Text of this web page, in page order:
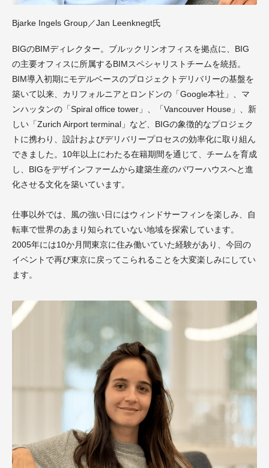
Bjarke Ingels Group／Jan Leenknegt氏
BIGのBIMディレクター。ブルックリンオフィスを拠点に、BIG
の主要オフィスに所属するBIMスペシャリストチームを統括。
BIM導入初期にモデルベースのプロジェクトデリバリーの基盤を
築いて以来、カリフォルニアとロンドンの「Google本社」、マ
ンハッタンの「Spiral office tower」、「Vancouver House」、新
しい「Zurich Airport terminal」など、BIGの象徴的なプロジェク
トに携わり、設計およびデリバリープロセスの効率化に取り組ん
できました。10年以上にわたる在籍期間を通じて、チームを育成
し、BIGをデザインファームから建築生産のパワーハウスへと進
化させる文化を築いています。
仕事以外では、風の強い日にはウィンドサーフィンを楽しみ、自
転車で世界のあまり知られていない地域を探索しています。
2005年には10か月間東京に住み働いていた経験があり、今回の
イベントで再び東京に戻ってこられることを大変楽しみにしてい
ます。